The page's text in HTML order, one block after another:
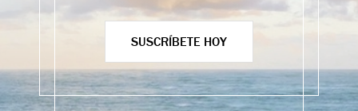
SUSCRÍBETE HOY